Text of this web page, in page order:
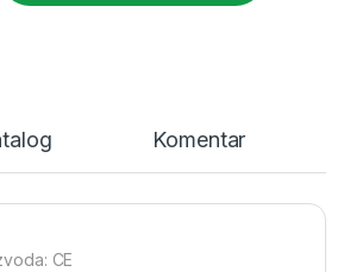
Komentar
CE